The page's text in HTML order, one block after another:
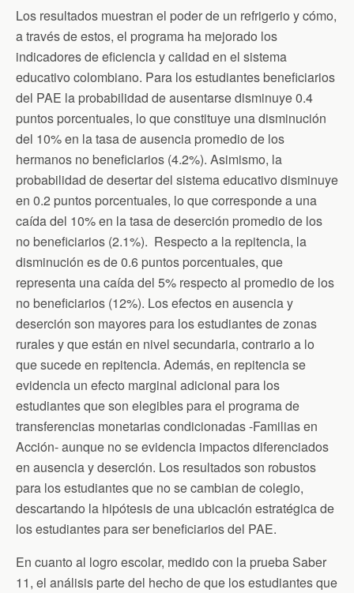
Los resultados muestran el poder de un refrigerio y cómo,
a través de estos, el programa ha mejorado los
indicadores de eficiencia y calidad en el sistema
educativo colombiano. Para los estudiantes beneficiarios
del PAE la probabilidad de ausentarse disminuye 0.4
puntos porcentuales, lo que constituye una disminución
del 10% en la tasa de ausencia promedio de los
hermanos no beneficiarios (4.2%). Asimismo, la
probabilidad de desertar del sistema educativo disminuye
en 0.2 puntos porcentuales, lo que corresponde a una
caída del 10% en la tasa de deserción promedio de los
no beneficiarios (2.1%). Respecto a la repitencia, la
disminución es de 0.6 puntos porcentuales, que
representa una caída del 5% respecto al promedio de los
no beneficiarios (12%). Los efectos en ausencia y
deserción son mayores para los estudiantes de zonas
rurales y que están en nivel secundaria, contrario a lo
que sucede en repitencia. Además, en repitencia se
evidencia un efecto marginal adicional para los
estudiantes que son elegibles para el programa de
transferencias monetarias condicionadas -Familias en
Acción- aunque no se evidencia impactos diferenciados
en ausencia y deserción. Los resultados son robustos
para los estudiantes que no se cambian de colegio,
descartando la hipótesis de una ubicación estratégica de
los estudiantes para ser beneficiarios del PAE.
En cuanto al logro escolar, medido con la prueba Saber
11, el análisis parte del hecho de que los estudiantes que